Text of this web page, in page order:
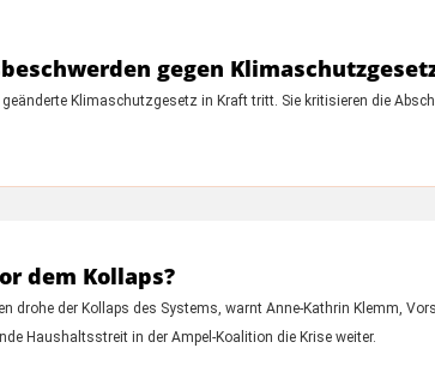
gegen
Klimaschutzgesetz in Kraft tritt. Sie kritisieren die
dem Kollaps?
drohe der Kollaps des Systems, warnt Anne-Kathrin Klemm,
Haushaltsstreit in der Ampel-Koalition die Krise weiter.